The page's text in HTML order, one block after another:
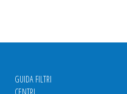
GUIDA FILTRI